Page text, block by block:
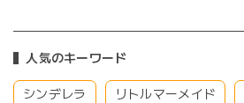
人気のキーワード
シンデレラ リトルマーメイド